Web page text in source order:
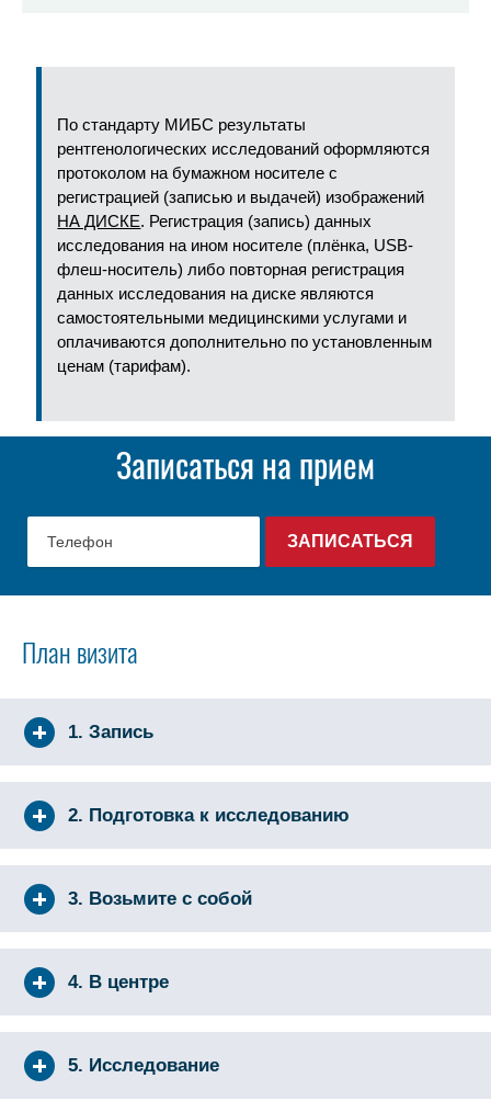
По стандарту МИБС результаты
рентгенологических исследований оформляются
протоколом на бумажном носителе с
регистрацией (записью и выдачей) изображений
НА ДИСКЕ. Регистрация (запись) данных
исследования на ином носителе (плёнка, USB-
флеш-носитель) либо повторная регистрация
данных исследования на диске являются
самостоятельными медицинскими услугами и
оплачиваются дополнительно по установленным
ценам (тарифам).
Записаться на прием
План визита
1. Запись
2. Подготовка к исследованию
3. Возьмите с собой
4. В центре
5. Исследование